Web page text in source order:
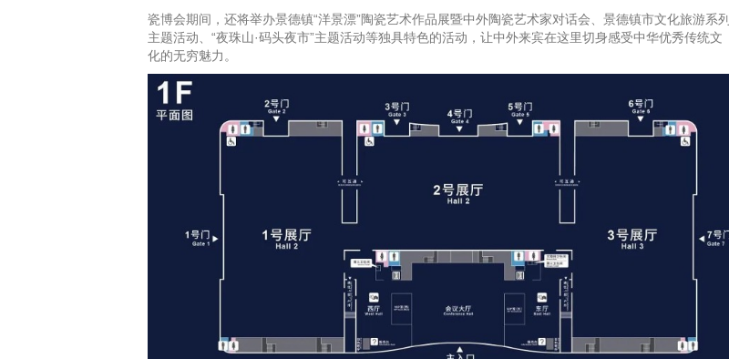
瓷博会期间，还将举办景德镇“洋景漂”陶瓷艺术作品展暨中外陶瓷艺术家对话会、景德镇市文化旅游系列
主题活动、“夜珠山·码头夜市”主题活动等独具特色的活动，让中外来宾在这里切身感受中华优秀传统文
化的无穷魅力。